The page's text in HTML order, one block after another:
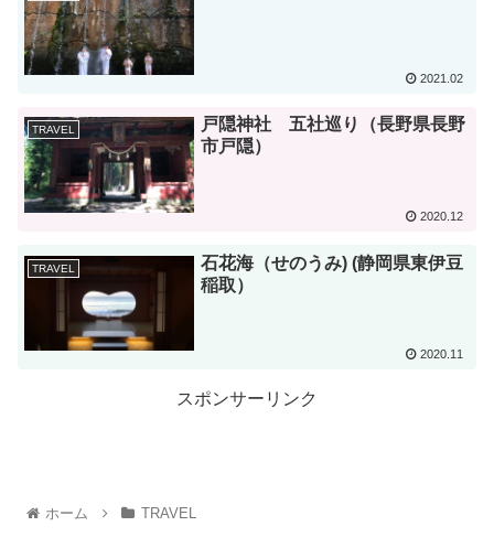
2021.02
TRAVEL
戸隠神社 五社巡り（長野県長野
市戸隠）
2020.12
TRAVEL
石花海（せのうみ) (静岡県東伊豆
稲取）
2020.11
スポンサーリンク
ホーム TRAVEL